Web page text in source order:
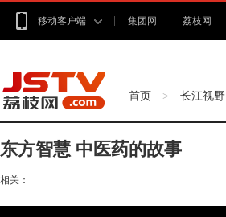
移动客户端 集团网 荔枝网
首页 > 长江视野
东方智慧 中医药的故事
相关：